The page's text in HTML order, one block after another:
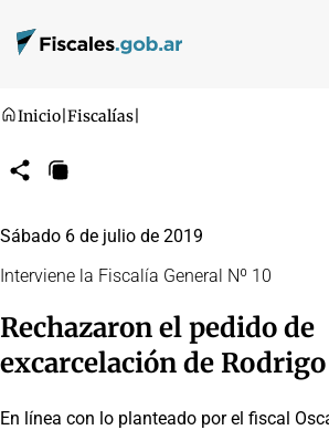
Inicio Fiscalías
CompartirCopiar
Sábado 6 de julio de 2019
Interviene la Fiscalía General Nº 10
Rechazaron el pedido de
excarcelación de
En línea con lo planteado por el fiscal